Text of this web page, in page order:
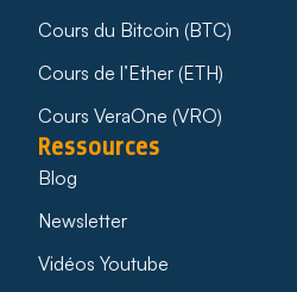
Cours du Bitcoin (BTC)
Cours de l’Ether (ETH)
Cours VeraOne (VRO)
Ressources
Blog
Newsletter
Vidéos Youtube